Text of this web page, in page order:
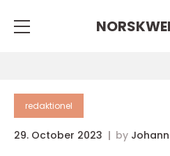
redaktionel
29. October 2023 by